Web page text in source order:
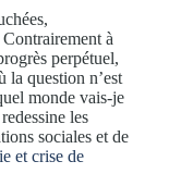
à
perpétuel,
la question n’est
monde vais-je
les
sociales et de
et crise de